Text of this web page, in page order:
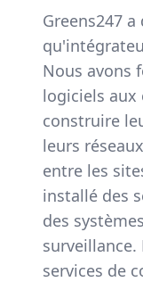
Greens247
Nous avons
logiciels aux
construire
leurs
entre les
installé des
des
services de